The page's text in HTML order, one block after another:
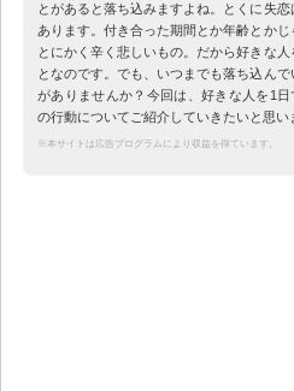
とがあると落ち込みますよね。とくに失
あります。付き合った期間とか年齢とか
とにかく辛く悲しいもの。だから好きな
となのです。でも、いつまでも落ち込ん
がありませんか？今回は、好きな人を1
の行動についてご紹介していきたいと思い
※本サイトは広告プログラムにより収益を得ています。